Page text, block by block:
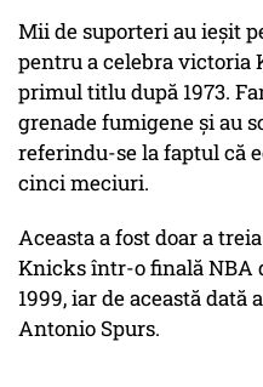
Mii de suporteri au ieșit
pentru a celebra victoria
primul titlu după 1973.
grenade fumigene și au
referindu-se la faptul că
cinci meciuri.
Aceasta a fost doar a
Knicks într-o finală NBA
1999, iar de această dată
Antonio Spurs.